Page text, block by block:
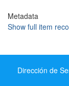
Metadata
Show full item
Dirección de